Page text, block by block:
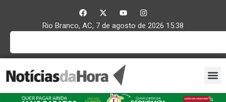
Rio Branco, AC, 7 de agosto de 2026 15:38